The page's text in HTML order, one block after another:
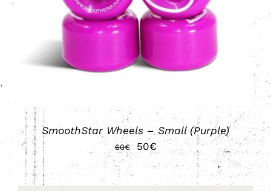
SmoothStar Wheels – Small (Purple)
60€
El
precio
original
50€El
precio
actual